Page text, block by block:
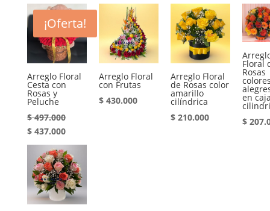
¡Oferta!
Arreglo Floral
Cesta con
Rosas y
Peluche
$497.000
El
original
era:
$ 497.000.
$437.000El
actual
es:
$ 437.000.
Arreglo Floral
con Frutas
$430.000
Arreglo Floral
de Rosas color
amarillo
cilíndrica
$210.000
Floral
Rosas
en
$